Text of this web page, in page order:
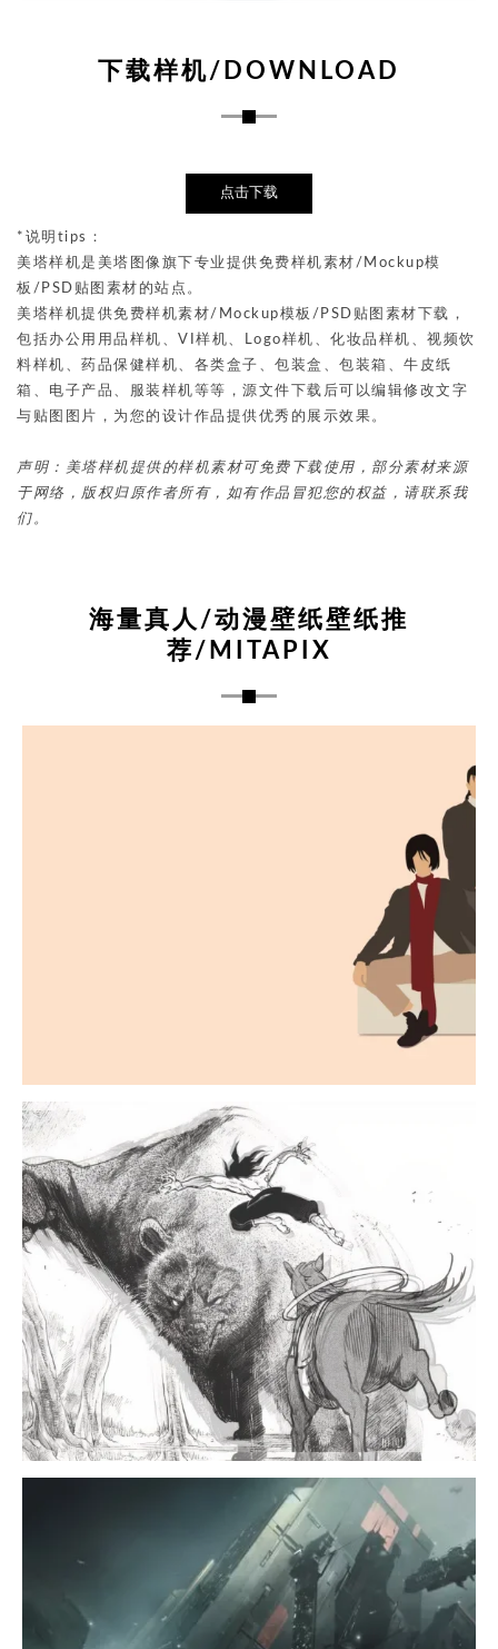
下载样机/DOWNLOAD
点击下载
*说明tips：
美塔样机是美塔图像旗下专业提供免费样机素材/Mockup模
板/PSD贴图素材的站点。
美塔样机提供免费样机素材/Mockup模板/PSD贴图素材下载，
包括办公用用品样机、VI样机、Logo样机、化妆品样机、视频饮
料样机、药品保健样机、各类盒子、包装盒、包装箱、牛皮纸
箱、电子产品、服装样机等等，源文件下载后可以编辑修改文字
与贴图图片，为您的设计作品提供优秀的展示效果。
声明：美塔样机提供的样机素材可免费下载使用，部分素材来源
于网络，版权归原作者所有，如有作品冒犯您的权益，请联系我
们。
海量真人/动漫壁纸壁纸推
荐/MITAPIX